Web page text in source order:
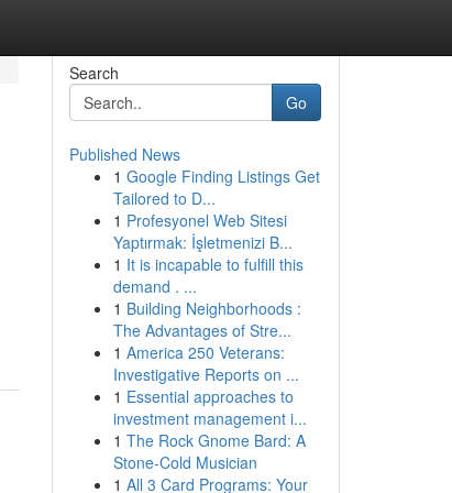
Search
Go
Published News
1 Google Finding Listings Get
Tailored to D...
1 Profesyonel Web Sitesi
Yaptırmak: İşletmenizi B...
1 It is incapable to fulfill this
demand . ...
1 Building Neighborhoods :
The Advantages of Stre...
1 America 250 Veterans:
Investigative Reports on ...
1 Essential approaches to
investment management i...
1 The Rock Gnome Bard: A
Stone-Cold Musician
1 All 3 Card Programs: Your